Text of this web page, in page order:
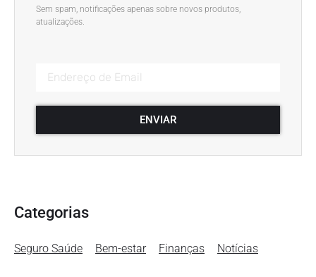
Sem spam, notificações apenas sobre novos produtos,
atualizações.
ENVIAR
Categorias
Seguro Saúde Bem-estar Finanças Notícias